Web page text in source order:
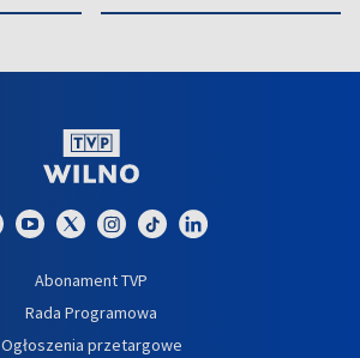
Abonament TVP
Rada Programowa
Ogłoszenia przetargowe